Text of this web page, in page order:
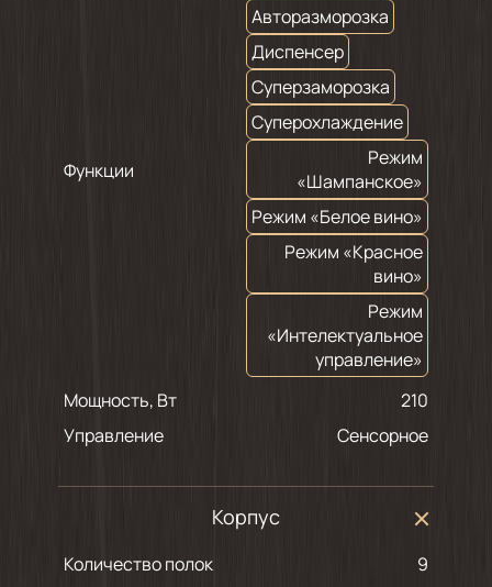
Функции
Авторазморозка
Диспенсер
Суперзаморозка
Суперохлаждение
Режим
«Шампанское»
Режим «Белое вино»
Режим «Красное
вино»
Режим
«Интелектуальное
управление»
Мощность, Вт
210
Управление
Сенсорное
Корпус
Количество полок
9